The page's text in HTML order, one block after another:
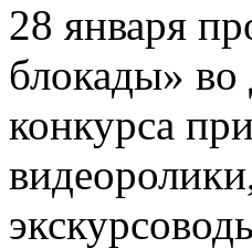
28 января
блокады»
конкурса